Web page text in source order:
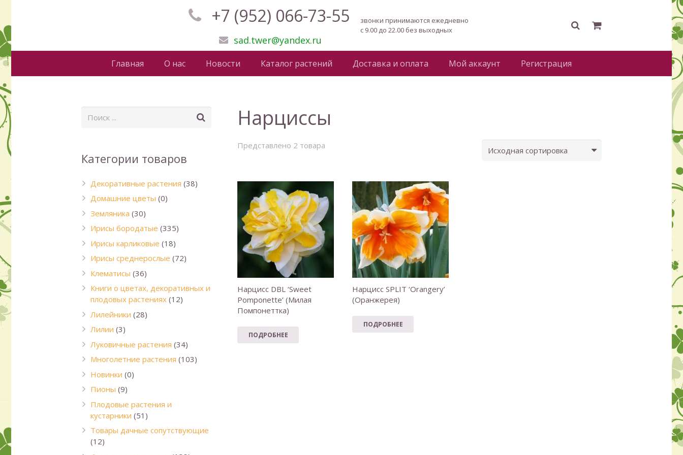
+7 (952) 066-73-55
sad.twer@yandex.ru
звонки принимаются ежедневно
с 9.00 до 22.00 без выходных
Главная О нас Новости Каталог растений Доставка и оплата Мой аккаунт Регистрация
Нарциссы
Представлено 2 товара
Нарцисс DBL ‘Sweet
Pomponette’ (Милая
Помпонеттка)
ПОДРОБНЕЕ
Нарцисс SPLIT ‘Orangery’
(Оранжерея)
ПОДРОБНЕЕ
Категории товаров
Декоративные растения (38)
Домашние цветы (0)
Земляника (30)
Ирисы бородатые (335)
Ирисы карликовые (18)
Ирисы среднерослые (72)
Клематисы (36)
Книги о цветах, декоративных и
плодовых растениях (12)
Лилейники (28)
Лилии (3)
Луковичные растения (34)
Многолетние растения (103)
Новинки (0)
Пионы (9)
Плодовые растения и
кустарники (51)
Товары дачные сопутствующие
(12)